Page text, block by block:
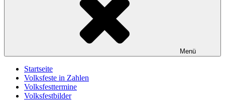
Menü
Startseite
Volksfeste in Zahlen
Volksfesttermine
Volksfestbilder